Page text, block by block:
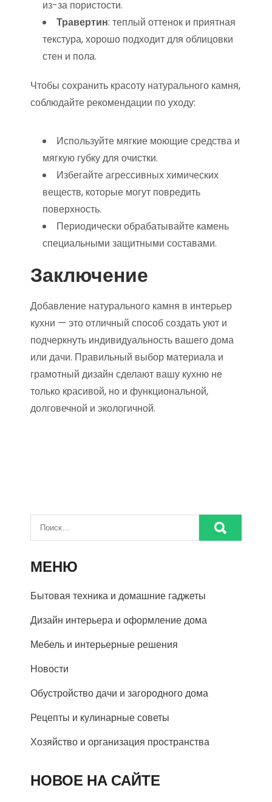
из-за пористости.
Травертин: теплый оттенок и приятная
текстура, хорошо подходит для облицовки
стен и пола.
Чтобы сохранить красоту натурального камня,
соблюдайте рекомендации по уходу:
Используйте мягкие моющие средства и
мягкую губку для очистки.
Избегайте агрессивных химических
веществ, которые могут повредить
поверхность.
Периодически обрабатывайте камень
специальными защитными составами.
Заключение
Добавление натурального камня в интерьер
кухни — это отличный способ создать уют и
подчеркнуть индивидуальность вашего дома
или дачи. Правильный выбор материала и
грамотный дизайн сделают вашу кухню не
только красивой, но и функциональной,
долговечной и экологичной.
МЕНЮ
Бытовая техника и домашние гаджеты
Дизайн интерьера и оформление дома
Мебель и интерьерные решения
Новости
Обустройство дачи и загородного дома
Рецепты и кулинарные советы
Хозяйство и организация пространства
НОВОЕ НА САЙТЕ